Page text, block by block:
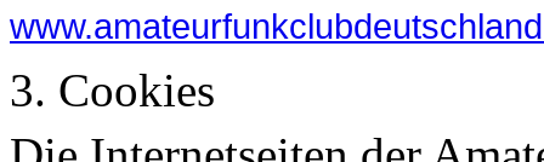
3. Cookies